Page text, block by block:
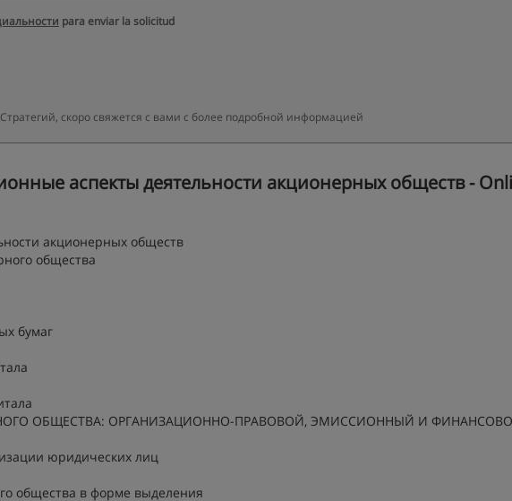
para enviar la solicitud
скоро свяжется с вами с более подробной информацией
аспекты деятельности акционерных обществ -
акционерных обществ
общества
бумаг
ОБЩЕСТВА: ОРГАНИЗАЦИОННО-ПРАВОВОЙ, ЭМИССИОННЫЙ И
юридических лиц
общества в форме выделения